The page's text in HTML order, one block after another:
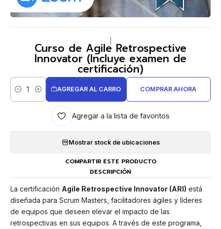
Curso de Agile Retrospective
Innovator (Incluye examen de
certificación)
Cantidad
AGREGAR AL CARRO COMPRAR AHORA
Agregar a la lista de favoritos
Mostrar stock de ubicaciones
COMPARTIR ESTE PRODUCTO
DESCRIPCIÓN
La certificación Agile Retrospective Innovator (ARI) está
diseñada para Scrum Masters, facilitadores ágiles y líderes
de equipos que deseen elevar el impacto de las
retrospectivas en sus equipos. A través de este programa,